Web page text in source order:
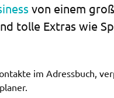
von einem
tolle Extras wie
im Adressbuch,